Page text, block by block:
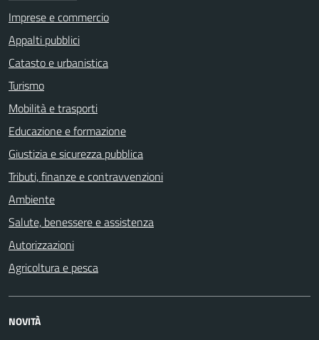
Imprese e commercio
Appalti pubblici
Catasto e urbanistica
Turismo
Mobilità e trasporti
Educazione e formazione
Giustizia e sicurezza pubblica
Tributi, finanze e contravvenzioni
Ambiente
Salute, benessere e assistenza
Autorizzazioni
Agricoltura e pesca
NOVITÀ